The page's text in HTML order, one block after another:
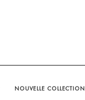
NOUVELLE COLLECTION